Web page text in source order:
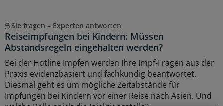
Sie fragen – Experten antworten
Reiseimpfungen bei Kindern: Müssen
Abstandsregeln eingehalten werden?
Bei der Hotline Impfen werden Ihre Impf-Fragen aus der
Praxis evidenzbasiert und fachkundig beantwortet.
Diesmal geht es um mögliche Zeitabstände für
Impfungen bei Kindern vor einer Reise nach Asien. Und